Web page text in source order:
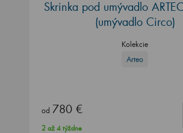
Skrinka pod umývadlo
(umývadlo Circo)
Kolekcie
Arteo
od 780 €
2 až 4 týždne